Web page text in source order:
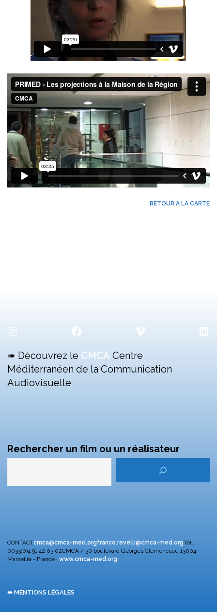
RETOUR A LA CARTE
Instagram Facebook Vimeo
➠ Découvrez le CMCA Centre
Méditerranéen de la Communication
Audiovisuelle
Rechercher un film ou un réalisateur
CONTACTcmca@cmca-med.orgfranco.revelli@cmca-med.orgTél :
0033(0)4 91 42 03 02CMCA / 30 boulevard Georges Clemenceau 13004
Marseille - France | www.cmca-med.org
➠ MENTIONS LÉGALES